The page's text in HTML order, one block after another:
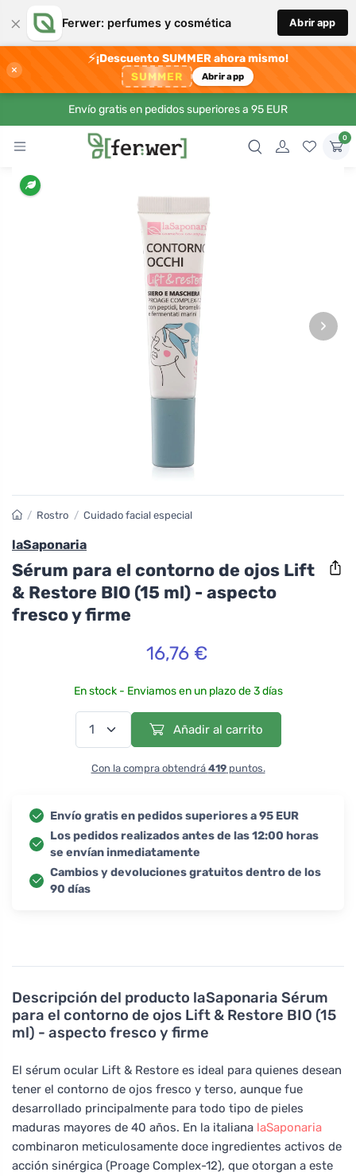
× Ferwer: perfumes y cosmética Abrir app
×
⚡¡Descuento SUMMER ahora mismo!
SUMMER Abrir app
Envío gratis en pedidos superiores a 95 EUR
0
›
Descripción del producto laSaponaria Sérum
para el contorno de ojos Lift & Restore BIO (15
ml) - aspecto fresco y firme
El sérum ocular Lift & Restore es ideal para quienes desean
tener el contorno de ojos fresco y terso, aunque fue
desarrollado principalmente para todo tipo de pieles
maduras mayores de 40 años. En la italiana laSaponaria
combinaron meticulosamente doce ingredientes activos de
acción sinérgica (Proage Complex-12), que otorgan a este
/ Rostro / Cuidado facial especial
laSaponaria
Sérum para el contorno de ojos Lift
& Restore BIO (15 ml) - aspecto
fresco y firme
16,76 €
En stock - Enviamos en un plazo de 3 días
Añadir al carrito
Con la compra obtendrá 419puntos.
Envío gratis en pedidos superiores a 95 EUR
Los pedidos realizados antes de las 12:00 horas
se envían inmediatamente
Cambios y devoluciones gratuitos dentro de los
90 días